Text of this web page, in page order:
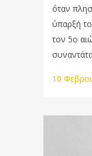
όταν
ύπαρξή
τον 5ο
10